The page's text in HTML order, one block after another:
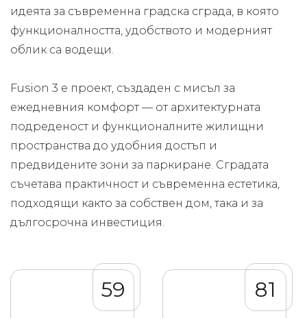
идеята за съвременна градска сграда, в която
функционалността, удобството и модерният
облик са водещи.
Fusion 3 е проект, създаден с мисъл за
ежедневния комфорт — от архитектурната
подреденост и функционалните жилищни
пространства до удобния достъп и
предвидените зони за паркиране. Сградата
съчетава практичност и съвременна естетика,
подходящи както за собствен дом, така и за
дългосрочна инвестиция.
59 81